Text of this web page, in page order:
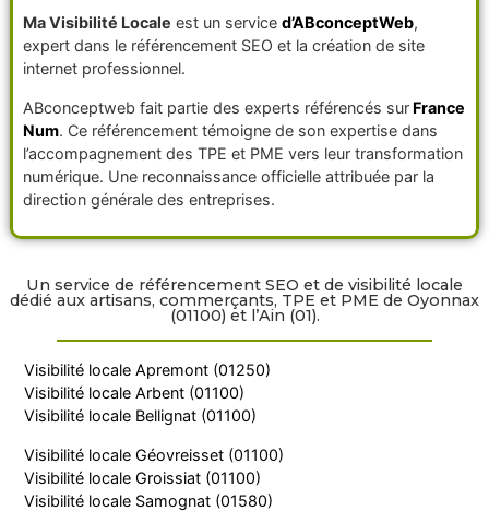
Ma Visibilité Locale est un service d’ABconceptWeb,
expert dans le référencement SEO et la création de site
internet professionnel.
ABconceptweb fait partie des experts référencés surFrance
Num. Ce référencement témoigne de son expertise dans
l’accompagnement des TPE et PME vers leur transformation
numérique. Une reconnaissance officielle attribuée par la
direction générale des entreprises.
Un service de référencement SEO et de visibilité locale
dédié aux artisans, commerçants, TPE et PME de Oyonnax
(01100) et l’Ain (01).
Visibilité locale Apremont (01250)
Visibilité locale Arbent (01100)
Visibilité locale Bellignat (01100)
Visibilité locale Géovreisset (01100)
Visibilité locale Groissiat (01100)
Visibilité locale Samognat (01580)